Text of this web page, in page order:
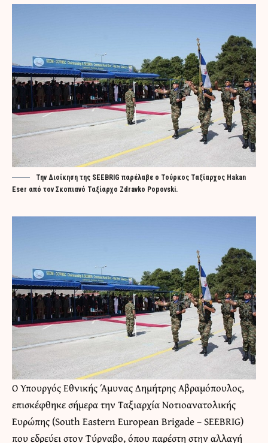
Την Διοίκηση της SEEBRIG παρέλαβε ο Τούρκος Ταξίαρχος Hakan
Eser από τον Σκοπιανό Ταξίαρχο Zdravko Popovski.
O Υπουργός Εθνικής Άμυνας Δημήτρης Αβραμόπουλος,
επισκέφθηκε σήμερα την Ταξιαρχία Νοτιοανατολικής
Ευρώπης (South Eastern European Brigade – SEEBRIG)
που εδρεύει στον Τύρναβο, όπου παρέστη στην αλλαγή